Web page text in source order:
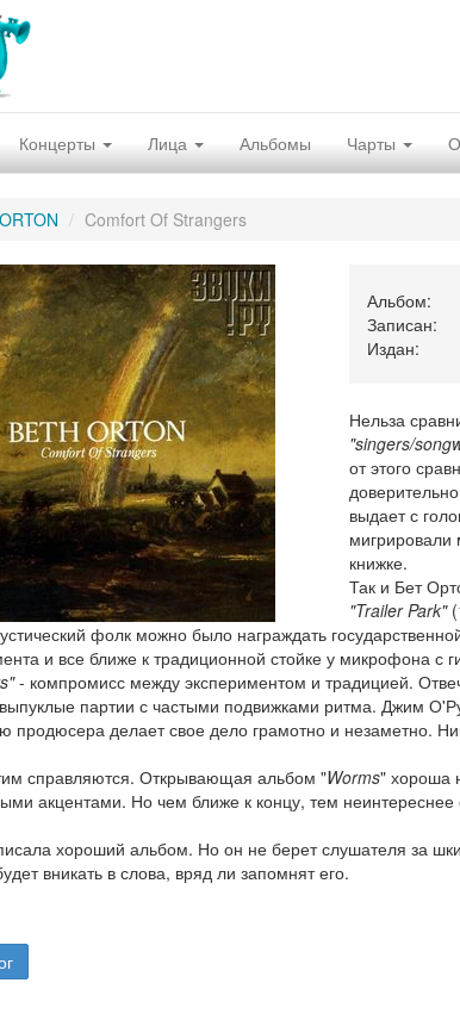
Концерты Лица Альбомы Чарты
Comfort Of Strangers
Альбом:
Записан:
Издан:
Нельза
"singers/
от этого
выдает с
мигрировали
книжке.
Так и Бет
"Trailer Park"
фолк можно было награждать
и все ближе к традиционной стойке у микрофона с
- компромисс между экспериментом и традицией.
партии с частыми подвижками ритма. Джим
продюсера делает свое дело грамотно и незаметно.
справляются. Открывающая альбом "Worms" хороша
акцентами. Но чем ближе к концу, тем неинтереснее
хороший альбом. Но он не берет слушателя за
вникать в слова, вряд ли запомнят его.